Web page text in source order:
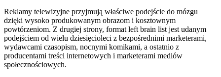
Reklamy telewizyjne przyjmują właściwe podejście do mózgu
dzięki wysoko produkowanym obrazom i kosztownym
powtórzeniom. Z drugiej strony, format left brain list jest udanym
podejściem od wielu dziesięcioleci z bezpośrednimi marketerami,
wydawcami czasopism, nocnymi komikami, a ostatnio z
producentami treści internetowych i marketerami mediów
społecznościowych.